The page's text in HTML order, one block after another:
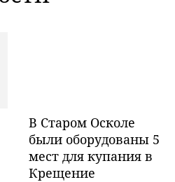
В Старом Осколе
были оборудованы 5
мест для купания в
Крещение